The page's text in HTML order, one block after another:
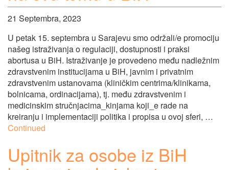
21 Septembra, 2023
U petak 15. septembra u Sarajevu smo održali/e promociju
našeg istraživanja o regulaciji, dostupnosti i praksi
abortusa u BiH. Istraživanje je provedeno među nadležnim
zdravstvenim institucijama u BiH, javnim i privatnim
zdravstvenim ustanovama (kliničkim centrima/klinikama,
bolnicama, ordinacijama), tj. među zdravstvenim i
medicinskim stručnjacima_kinjama koji_e rade na
kreiranju i implementaciji politika i propisa u ovoj sferi, …
Continued
Upitnik za osobe iz BiH